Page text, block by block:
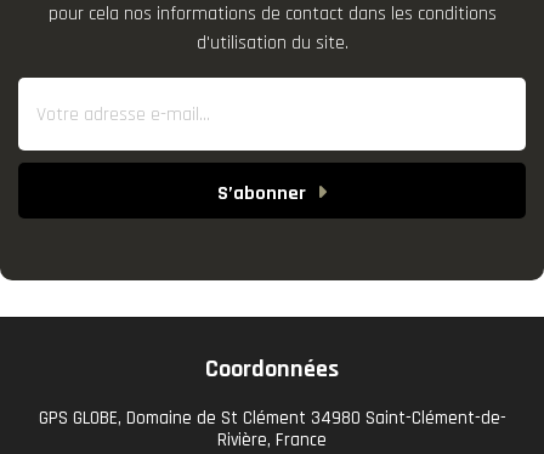
pour cela nos informations de contact dans les conditions
d'utilisation du site.
S’abonner
Coordonnées
GPS GLOBE, Domaine de St Clément 34980 Saint-Clément-de-
Rivière, France